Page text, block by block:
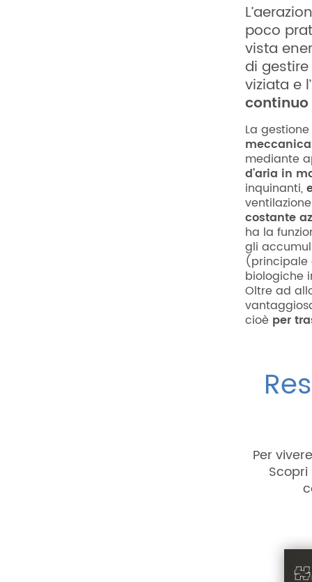
poco
vista
di
viziata e
La
mediante
d’aria in
inquinanti,
costante
ha la
gli
(principale
biologiche
Oltre ad
cioè per
Per
Scopri